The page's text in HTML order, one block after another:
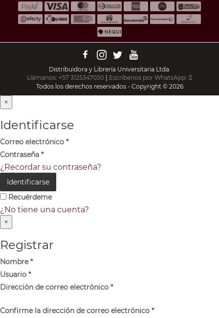
Distribuidora y Librería Universitaria Ltda.
Llámanos: +57 3125347050 | Escríbenos por WhatsApp:
Todos los derechos reservados - Copyright © 2026
×
Identificarse
Correo electrónico *
Contraseña *
¿Recordar su contraseña?
Identificarse
Recuérdeme
¿No tiene una cuenta?
×
Registrar
Nombre*
Usuario *
Dirección de correo electrónico *
Confirme la dirección de correo electrónico *